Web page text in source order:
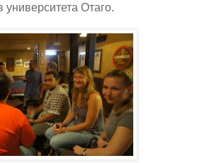
Отаго.